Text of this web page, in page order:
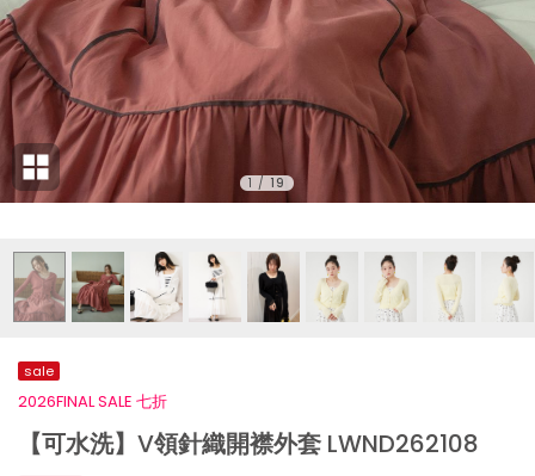
1 / 19
sale
2026FINAL SALE 七折
【可水洗】V領針織開襟外套 LWND262108